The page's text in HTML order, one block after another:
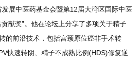
展中医药基金会暨第12届大湾区国际中医
献奖”。他在论坛上分享了多项关于精子
的前沿技术，包括宫颈原位癌非手术转
快速转阴、精子不成熟比例(HDS)修复逆